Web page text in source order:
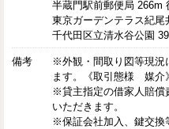
半蔵門駅前郵便局 266m
東京ガーデンテラス紀尾
千代田区立清水谷公園
備考
※外観・間取り図等現況
ます。《取引態様 媒介》
※貸主指定の借家人賠償
いただきます。
※保証会社加入、鍵交換